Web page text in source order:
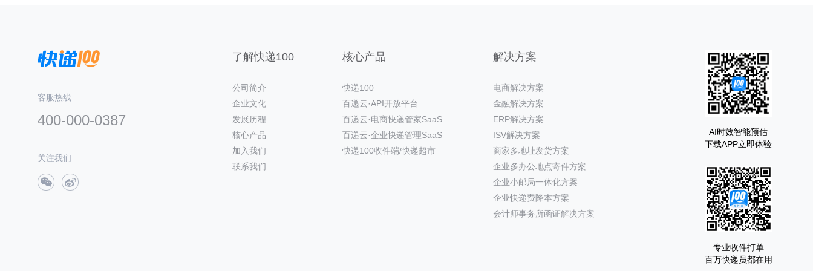
客服热线
400-000-0387
关注我们
了解快递100
公司简介
企业文化
发展历程
核心产品
加入我们
联系我们
核心产品
快递100
百递云·API开放平台
百递云·电商快递管家SaaS
百递云·企业快递管理SaaS
快递100收件端/快递超市
解决方案
电商解决方案
金融解决方案
ERP解决方案
ISV解决方案
商家多地址发货方案
企业多办公地点寄件方案
企业小邮局一体化方案
企业快递费降本方案
会计师事务所函证解决方案
AI时效智能预估
下载APP立即体验
专业收件打单
百万快递员都在用